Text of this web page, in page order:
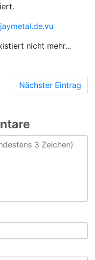
jaymetal.de.vu
nicht mehr...
Nächster Eintrag